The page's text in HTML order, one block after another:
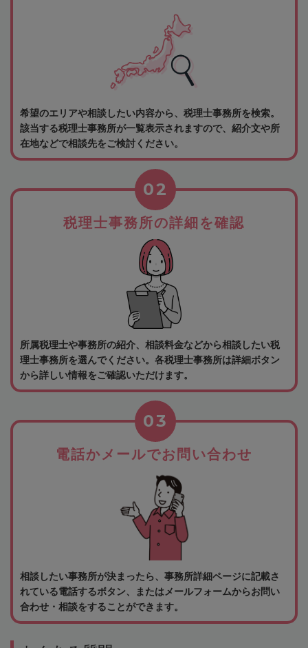
希望のエリアや相談したい内容から、税理士事務所を検索。
該当する税理士事務所が一覧表示されますので、紹介文や所
在地などで相談先をご検討ください。
税理士事務所の詳細を確認
02
所属税理士や事務所の紹介、相談料金などから相談したい税
理士事務所を選んでください。各税理士事務所は詳細ボタン
から詳しい情報をご確認いただけます。
電話かメールでお問い合わせ
03
相談したい事務所が決まったら、事務所詳細ページに記載さ
れている電話するボタン、またはメールフォームからお問い
合わせ・相談をすることができます。